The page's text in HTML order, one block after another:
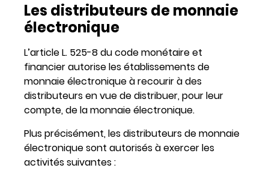
Les distributeurs de monnaie
électronique
L’article L. 525-8 du code monétaire et
financier autorise les établissements de
monnaie électronique à recourir à des
distributeurs en vue de distribuer, pour leur
compte, de la monnaie électronique.
Plus précisément, les distributeurs de monnaie
électronique sont autorisés à exercer les
activités suivantes :